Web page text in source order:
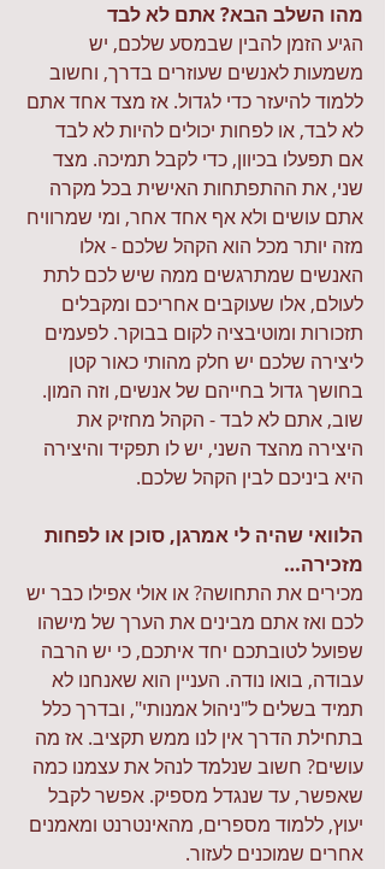
מהו השלב הבא? אתם לא לבד
הגיע הזמן להבין שבמסע שלכם, יש
משמעות לאנשים שעוזרים בדרך, וחשוב
ללמוד להיעזר כדי לגדול. אז מצד אחד אתם
לא לבד, או לפחות יכולים להיות לא לבד
אם תפעלו בכיוון, כדי לקבל תמיכה. מצד
שני, את ההתפתחות האישית בכל מקרה
אתם עושים ולא אף אחד אחר, ומי שמרוויח
מזה יותר מכל הוא הקהל שלכם - אלו
האנשים שמתרגשים ממה שיש לכם לתת
לעולם, אלו שעוקבים אחריכם ומקבלים
תזכורות ומוטיבציה לקום בבוקר. לפעמים
ליצירה שלכם יש חלק מהותי כאור קטן
בחושך גדול בחייהם של אנשים, וזה המון.
שוב, אתם לא לבד - הקהל מחזיק את
היצירה מהצד השני, יש לו תפקיד והיצירה
היא ביניכם לבין הקהל שלכם.
הלוואי שהיה לי אמרגן, סוכן או לפחות
מזכירה…
מכירים את התחושה? או אולי אפילו כבר יש
לכם ואז אתם מבינים את הערך של מישהו
שפועל לטובתכם יחד איתכם, כי יש הרבה
עבודה, בואו נודה. העניין הוא שאנחנו לא
תמיד בשלים ל"ניהול אמנותי", ובדרך כלל
בתחילת הדרך אין לנו ממש תקציב. אז מה
עושים? חשוב שנלמד לנהל את עצמנו כמה
שאפשר, עד שנגדל מספיק. אפשר לקבל
יעוץ, ללמוד מספרים, מהאינטרנט ומאמנים
אחרים שמוכנים לעזור.